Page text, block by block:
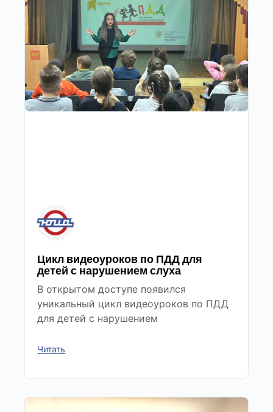
Цикл видеоуроков по ПДД для
детей с нарушением слуха
В открытом доступе появился
уникальный цикл видеоуроков по ПДД
для детей с нарушением
Читать